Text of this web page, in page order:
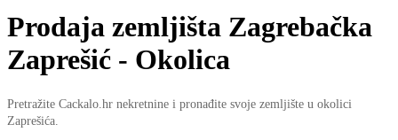
Prodaja zemljišta Zagrebačka
Zaprešić - Okolica
Pretražite Cackalo.hr nekretnine i pronađite svoje zemljište u okolici
Zaprešića.